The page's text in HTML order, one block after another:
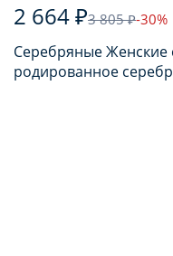
2 664 ₽3 805 ₽-30%
Серебряные Женские
родированное